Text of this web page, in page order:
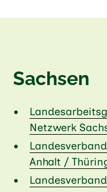
Sachsen
Netzwerk
Anhalt /